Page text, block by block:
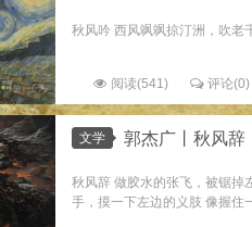
秋风吟 西风飒飒掠汀洲，吹老
阅读(541) 评论(0)
文学 郭杰广丨秋风辞
秋风辞 做胶水的张飞，被锯掉
手，摸一下左边的义肢 像握住